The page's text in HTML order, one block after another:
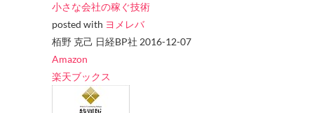
小さな会社の稼ぐ技術
posted with ヨメレバ
栢野 克己 日経BP社 2016-12-07
Amazon
楽天ブックス